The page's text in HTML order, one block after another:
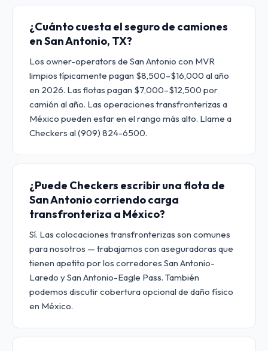
¿Cuánto cuesta el seguro de camiones
en San Antonio, TX?
Los owner-operators de San Antonio con MVR
limpios típicamente pagan $8,500–$16,000 al año
en 2026. Las flotas pagan $7,000–$12,500 por
camión al año. Las operaciones transfronterizas a
México pueden estar en el rango más alto. Llame a
Checkers al (909) 824-6500.
¿Puede Checkers escribir una flota de
San Antonio corriendo carga
transfronteriza a México?
Sí. Las colocaciones transfronterizas son comunes
para nosotros — trabajamos con aseguradoras que
tienen apetito por los corredores San Antonio-
Laredo y San Antonio-Eagle Pass. También
podemos discutir cobertura opcional de daño físico
en México.